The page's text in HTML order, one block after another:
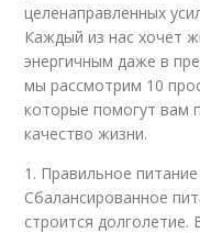
целенаправленных
Каждый из нас хочет
энергичным даже в
мы рассмотрим 10
которые помогут вам
качество жизни.
1. Правильное
Сбалансированное
строится